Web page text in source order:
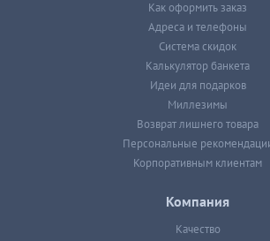
Как оформить заказ
Адреса и телефоны
Система скидок
Калькулятор банкета
Идеи для подарков
Миллезимы
Возврат лишнего товара
Персональные
Корпоративным клиентам
Компания
Качество